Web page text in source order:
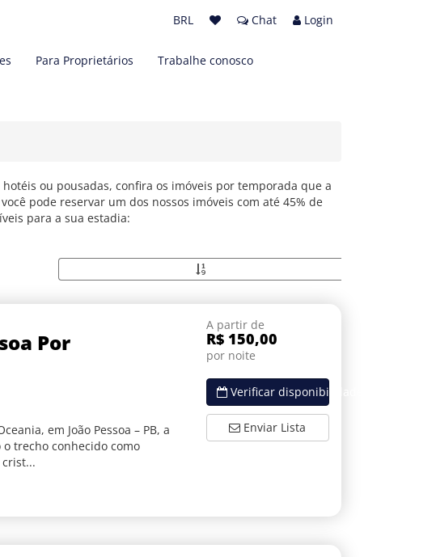
BRL Chat Login
Para Proprietários Trabalhe conosco
ou pousadas, confira os imóveis por temporada que a
pode reservar um dos nossos imóveis com até 45% de
para a sua estadia:
Por
em João Pessoa – PB, a
trecho conhecido como
A partir de
R$ 150,00
por noite
Verificar disponibilidade
Enviar Lista